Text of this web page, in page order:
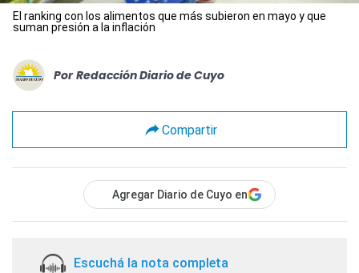
El ranking con los alimentos que más subieron en mayo y que
suman presión a la inflación
Por Redacción Diario de Cuyo
Compartir
Agregar Diario de Cuyo en
Escuchá la nota completa